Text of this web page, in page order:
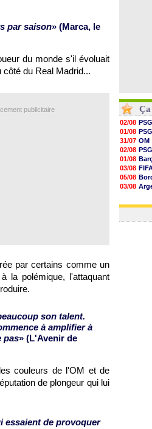
par saison» (Marca, le
du monde s'il évoluait
du Real Madrid...
publicitaire
par certains comme un
la polémique, l'attaquant
son talent.
à amplifier à
pas» (L'Avenir de
couleurs de l'OM et de
de plongeur qui lui
essaient de provoquer
02/08 PSG
01/08 PSG
31/07 OM
02/08 PSG
01/08
03/08
05/08
03/08
03/08 OM